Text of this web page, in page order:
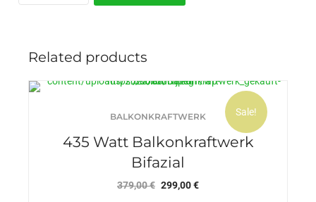
Related products
Sale!
BALKONKRAFTWERK
435 Watt Balkonkraftwerk
Bifazial
379,00€ Original
299,00€Current